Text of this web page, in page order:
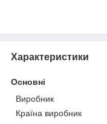
Характеристики
Основні
Виробник
Країна виробник